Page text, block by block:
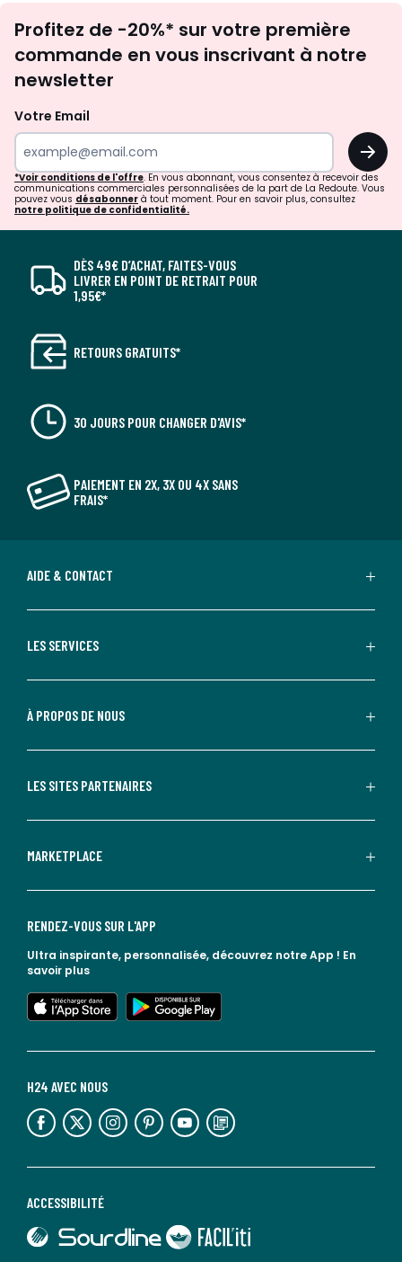
newsletter
Profitez de -20%* sur votre première
commande en vous inscrivant à notre
newsletter
Votre Email
OK
*Voir conditions de l'offre. En vous abonnant, vous consentez à recevoir des
communications commerciales personnalisées de la part de La Redoute. Vous
pouvez vous désabonner à tout moment. Pour en savoir plus, consultez
notre politique de confidentialité.
DÈS 49€ D’ACHAT, FAITES-VOUS
LIVRER EN POINT DE RETRAIT POUR
1,95€*
RETOURS GRATUITS*
30 JOURS POUR CHANGER D'AVIS*
PAIEMENT EN 2X, 3X OU 4X SANS
FRAIS*
AIDE & CONTACT
LES SERVICES
À PROPOS DE NOUS
LES SITES PARTENAIRES
MARKETPLACE
ACCESSIBILITÉ
lien vers Faciliti
H24 AVEC NOUS
lien vers l'espace réseaux sociaux lien vers l'espace réseaux sociaux lien vers l'espace réseaux sociaux lien vers l'espace réseaux sociaux lien vers l'espace réseaux sociaux lien vers le blog la redoute
RENDEZ-VOUS SUR L'APP
Ultra inspirante, personnalisée, découvrez notre App ! En
savoir plus
lien vers l'app store
lien vers google play